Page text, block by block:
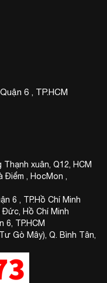
6 , TP.HCM
xuân, Q12, HCM
Điểm , HocMon ,
6 , TP.Hồ Chí Minh
Hồ Chí Minh
6, TP.HCM
Gò Mây), Q. Bình Tân,